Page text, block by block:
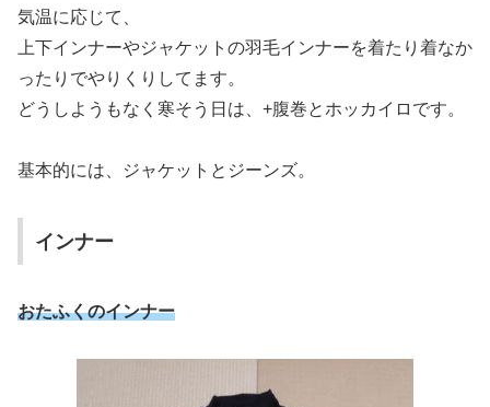
気温に応じて、
上下インナーやジャケットの羽毛インナーを着たり着なか
ったりでやりくりしてます。
どうしようもなく寒そう日は、+腹巻とホッカイロです。
基本的には、ジャケットとジーンズ。
インナー
おたふくのインナー